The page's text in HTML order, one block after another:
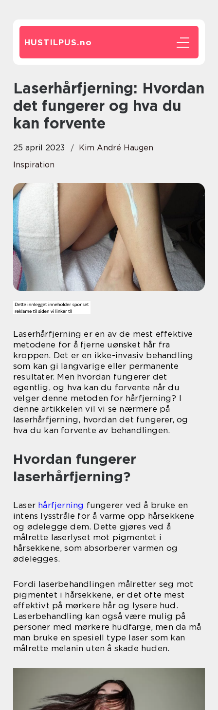
HUSTILPUS.no
Laserhårfjerning: Hvordan
det fungerer og hva du
kan forvente
25 april 2023
Kim André Haugen
Inspiration
Laserhårfjerning er en av de mest effektive
metodene for å fjerne uønsket hår fra
kroppen. Det er en ikke-invasiv behandling
som kan gi langvarige eller permanente
resultater. Men hvordan fungerer det
egentlig, og hva kan du forvente når du
velger denne metoden for hårfjerning? I
denne artikkelen vil vi se nærmere på
laserhårfjerning, hvordan det fungerer, og
hva du kan forvente av behandlingen.
Hvordan fungerer
laserhårfjerning?
Laser hårfjerning fungerer ved å bruke en
intens lysstråle for å varme opp hårsekkene
og ødelegge dem. Dette gjøres ved å
målrette laserlyset mot pigmentet i
hårsekkene, som absorberer varmen og
ødelegges.
Fordi laserbehandlingen målretter seg mot
pigmentet i hårsekkene, er det ofte mest
effektivt på mørkere hår og lysere hud.
Laserbehandling kan også være mulig på
personer med mørkere hudfarge, men da må
man bruke en spesiell type laser som kan
målrette melanin uten å skade huden.